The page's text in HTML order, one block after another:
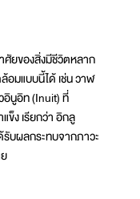
ศัยของสิ่งมีชีวิตหลาก
มแบบนี้ได้ เช่น วาฬ
อินูอิท (Inuit) ที่
ข็ง เรียกว่า อิกลู
บผลกระทบจากภาวะ